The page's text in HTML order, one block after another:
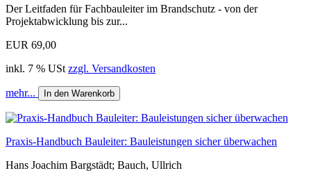
Der Leitfaden für Fachbauleiter im Brandschutz - von der
Projektabwicklung bis zur...
EUR 69,00
inkl. 7 % USt zzgl. Versandkosten
mehr... In den Warenkorb
Praxis-Handbuch Bauleiter: Bauleistungen sicher überwachen
Hans Joachim Bargstädt; Bauch, Ullrich